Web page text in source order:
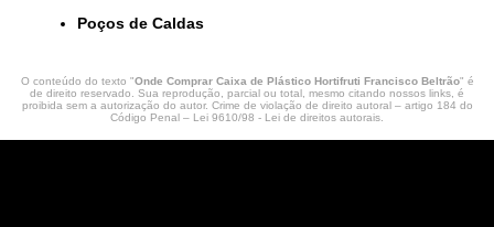
Poços de Caldas
O conteúdo do texto "Onde Comprar Caixa de Plástico Hortifruti Francisco Beltrão" é
de direito reservado. Sua reprodução, parcial ou total, mesmo citando nossos links, é
proibida sem a autorização do autor. Crime de violação de direito autoral – artigo 184 do
Código Penal – Lei 9610/98 - Lei de direitos autorais.